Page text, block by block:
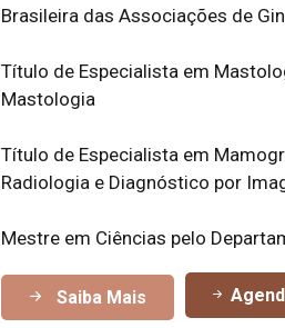
Brasileira das Associações de
Título de Especialista em
Mastologia
Título de Especialista em
Radiologia e Diagnóstico por
Mestre em Ciências pelo
Saiba Mais